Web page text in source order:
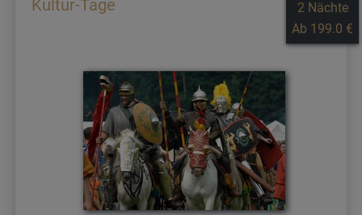
Kultur-Tage
2 Nächte
Ab 199.0 €